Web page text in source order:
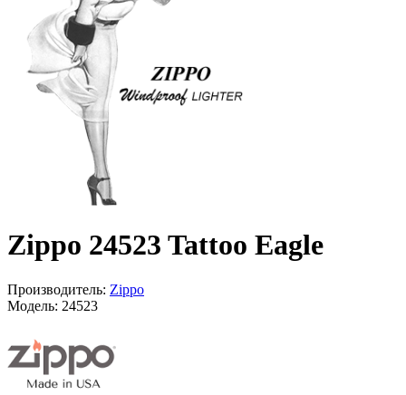
Zippo 24523 Tattoo Eagle
Производитель: Zippo
Модель: 24523